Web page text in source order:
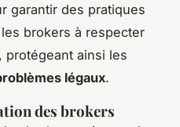
garantir des pratiques
brokers à respecter
ainsi les
légaux.
des brokers